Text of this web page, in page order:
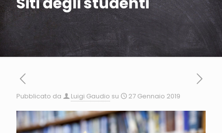
Pubblicato da Luigi Gaudio su 27 Gennaio 2019